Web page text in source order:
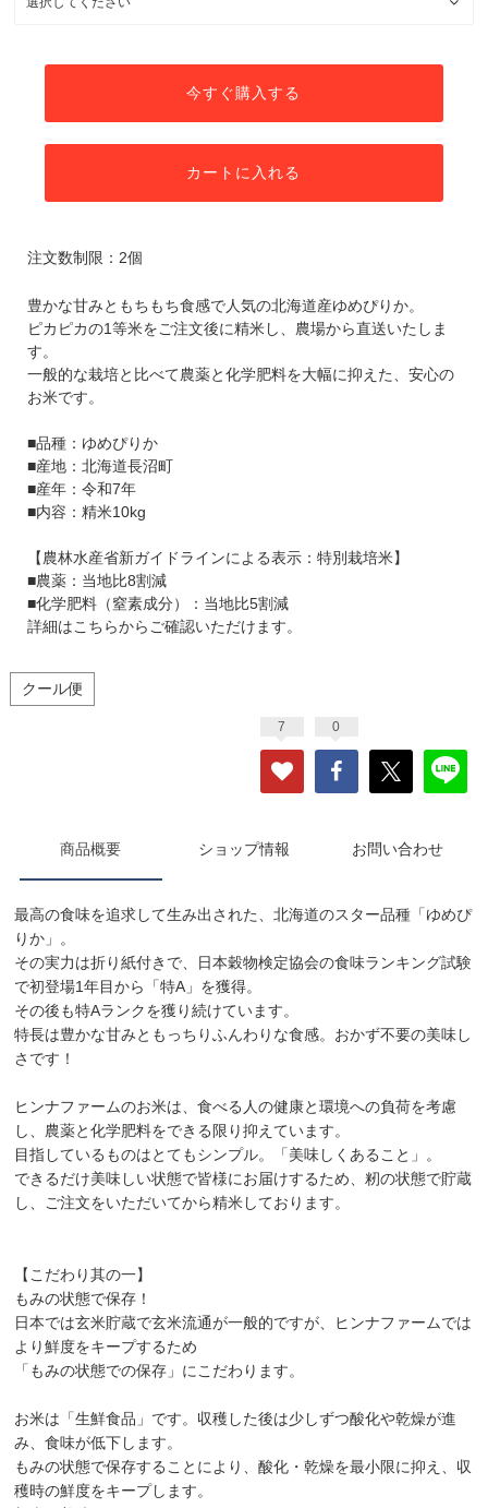
今すぐ購入する
カートに入れる
注文数制限：2個
豊かな甘みともちもち食感で人気の北海道産ゆめぴりか。
ピカピカの1等米をご注文後に精米し、農場から直送いたしま
す。
一般的な栽培と比べて農薬と化学肥料を大幅に抑えた、安心の
お米です。
■品種：ゆめぴりか
■産地：北海道長沼町
■産年：令和7年
■内容：精米10kg
【農林水産省新ガイドラインによる表示：特別栽培米】
■農薬：当地比8割減
■化学肥料（窒素成分）：当地比5割減
詳細はこちらからご確認いただけます。
クール便
7 0
商品概要 ショップ情報 お問い合わせ
最高の食味を追求して生み出された、北海道のスター品種「ゆめぴ
りか」。
その実力は折り紙付きで、日本穀物検定協会の食味ランキング試験
で初登場1年目から「特A」を獲得。
その後も特Aランクを獲り続けています。
特長は豊かな甘みともっちりふんわりな食感。おかず不要の美味し
さです！
ヒンナファームのお米は、食べる人の健康と環境への負荷を考慮
し、農薬と化学肥料をできる限り抑えています。
目指しているものはとてもシンプル。「美味しくあること」。
できるだけ美味しい状態で皆様にお届けするため、籾の状態で貯蔵
し、ご注文をいただいてから精米しております。
【こだわり其の一】
もみの状態で保存！
日本では玄米貯蔵で玄米流通が一般的ですが、ヒンナファームでは
より鮮度をキープするため
「もみの状態での保存」にこだわります。
お米は「生鮮食品」です。収穫した後は少しずつ酸化や乾燥が進
み、食味が低下します。
もみの状態で保存することにより、酸化・乾燥を最小限に抑え、収
穫時の鮮度をキープします。